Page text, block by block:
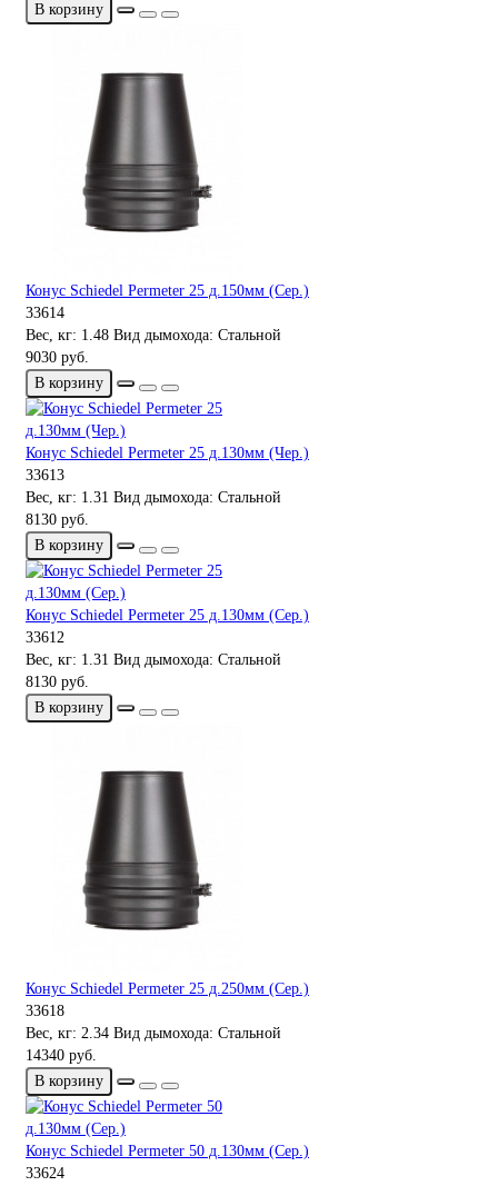
В корзину
Конус Schiedel Permeter 25 д.150мм (Сер.)
33614
Вес, кг: 1.48 Вид дымохода: Стальной
9030 руб.
В корзину
Конус Schiedel Permeter 25 д.130мм (Чер.)
33613
Вес, кг: 1.31 Вид дымохода: Стальной
8130 руб.
В корзину
Конус Schiedel Permeter 25 д.130мм (Сер.)
33612
Вес, кг: 1.31 Вид дымохода: Стальной
8130 руб.
В корзину
Конус Schiedel Permeter 25 д.250мм (Сер.)
33618
Вес, кг: 2.34 Вид дымохода: Стальной
14340 руб.
В корзину
Конус Schiedel Permeter 50 д.130мм (Сер.)
33624